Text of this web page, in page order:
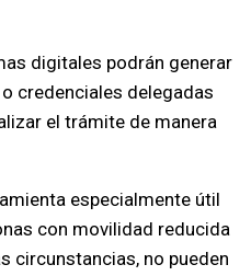
digitales podrán generar
credenciales delegadas
el trámite de manera
especialmente útil
con movilidad reducida
circunstancias, no pueden